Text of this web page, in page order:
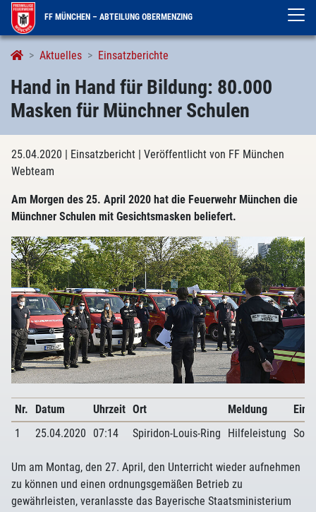
FF MÜNCHEN – ABTEILUNG OBERMENZING
Aktuelles Einsatzberichte
Hand in Hand für Bildung: 80.000
Masken für Münchner Schulen
25.04.2020 | Einsatzbericht | Veröffentlicht von FF München
Webteam
Am Morgen des 25. April 2020 hat die Feuerwehr München die
Münchner Schulen mit Gesichtsmasken beliefert.
Nr. Datum Uhrzeit Ort Meldung
1
25.04.2020 07:14 Spiridon-Louis-Ring Hilfeleistung
Um am Montag, den 27. April, den Unterricht wieder aufnehmen
zu können und einen ordnungsgemäßen Betrieb zu
gewährleisten, veranlasste das Bayerische Staatsministerium